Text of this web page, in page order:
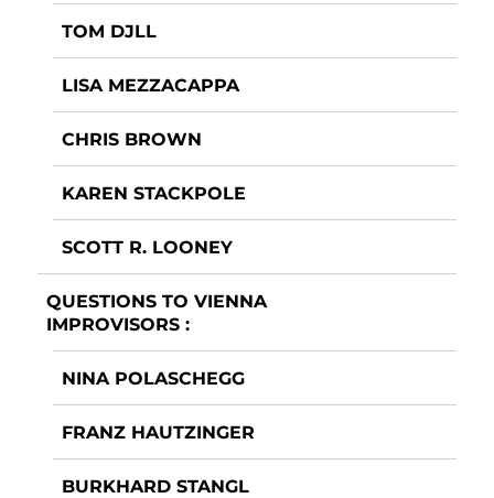
TOM DJLL
LISA MEZZACAPPA
CHRIS BROWN
KAREN STACKPOLE
SCOTT R. LOONEY
QUESTIONS TO VIENNA
IMPROVISORS :
NINA POLASCHEGG
FRANZ HAUTZINGER
BURKHARD STANGL